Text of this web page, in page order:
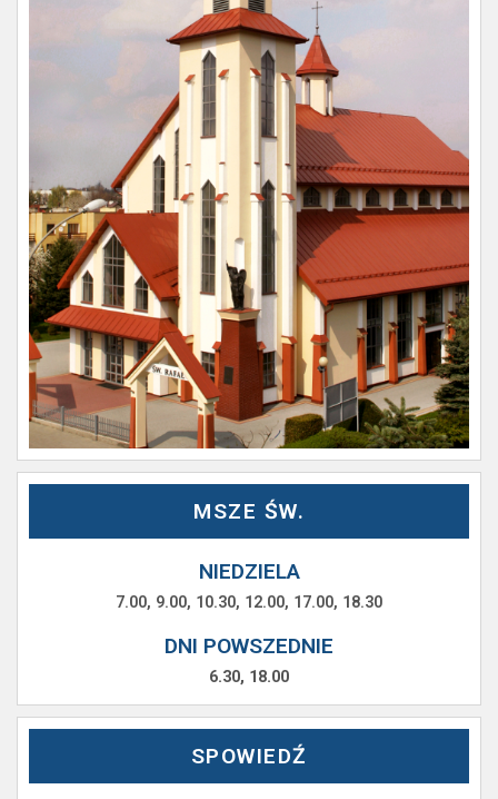
MSZE ŚW.
NIEDZIELA
7.00, 9.00, 10.30, 12.00, 17.00, 18.30
DNI POWSZEDNIE
6.30, 18.00
SPOWIEDŹ